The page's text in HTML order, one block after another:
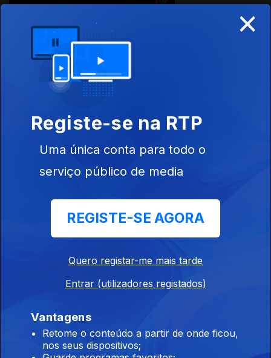
×
Registe-se na RTP
Uma única conta para todo o
serviço público de media
REGISTE-SE AGORA
Quero registar-me mais tarde
Entrar (utilizadores registados)
Vantagens
Retome o conteúdo a partir de onde ficou,
nos seus dispositivos;